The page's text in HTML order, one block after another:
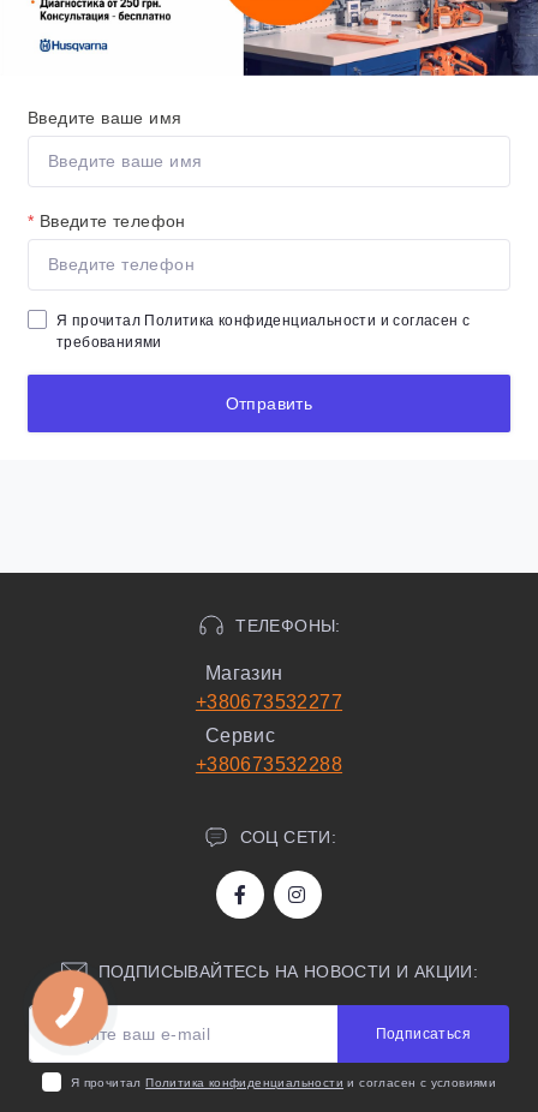
Введите ваше имя
* Введите телефон
Я прочитал Политика конфиденциальности и согласен с
требованиями
Отправить
ТЕЛЕФОНЫ:
Магазин
+380673532277
Сервис
+380673532288
СОЦ СЕТИ:
ПОДПИСЫВАЙТЕСЬ НА НОВОСТИ И АКЦИИ:
Подписаться
Я прочиталПолитика конфиденциальности и согласен с условиями